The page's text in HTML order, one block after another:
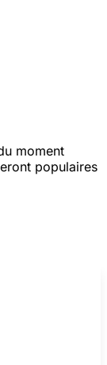
moment
populaires